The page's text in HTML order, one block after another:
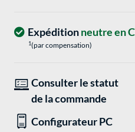
Expéditionneutre en
1(par compensation)
Consulter le statut
de la commande
Configurateur PC